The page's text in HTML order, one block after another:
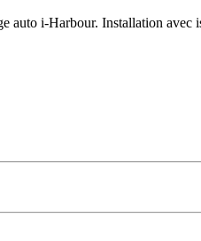
auto i-Harbour. Installation avec